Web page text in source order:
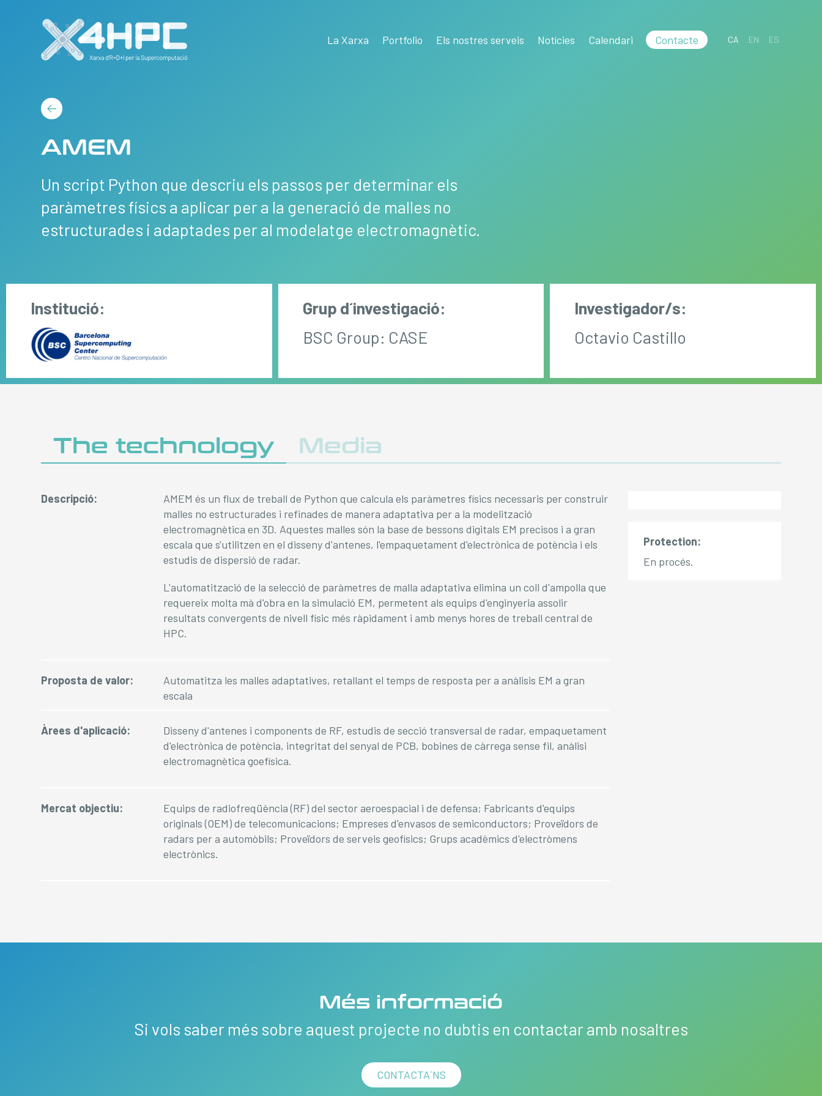
La Xarxa Portfolio Els nostres serveis Notícies Calendari Contacte CA EN ES
AMEM
Un script Python que descriu els passos per determinar els
paràmetres físics a aplicar per a la generació de malles no
estructurades i adaptades per al modelatge electromagnètic.
Institució:
Grup d´investigació:
BSC Group: CASE
Investigador/s:
Octavio Castillo
The technology Media
Descripció:
AMEM és un flux de treball de Python que calcula els paràmetres físics necessaris per construir
malles no estructurades i refinades de manera adaptativa per a la modelització
electromagnètica en 3D. Aquestes malles són la base de bessons digitals EM precisos i a gran
escala que s'utilitzen en el disseny d'antenes, l'empaquetament d'electrònica de potència i els
estudis de dispersió de radar.
L'automatització de la selecció de paràmetres de malla adaptativa elimina un coll d'ampolla que
requereix molta mà d'obra en la simulació EM, permetent als equips d'enginyeria assolir
resultats convergents de nivell físic més ràpidament i amb menys hores de treball central de
HPC.
Proposta de valor:
Automatitza les malles adaptatives, retallant el temps de resposta per a anàlisis EM a gran
escala
Àrees d'aplicació:
Disseny d'antenes i components de RF, estudis de secció transversal de radar, empaquetament
d'electrònica de potència, integritat del senyal de PCB, bobines de càrrega sense fil, anàlisi
electromagnètica goefísica.
Mercat objectiu:
Equips de radiofreqüència (RF) del sector aeroespacial i de defensa; Fabricants d'equips
originals (OEM) de telecomunicacions; Empreses d'envasos de semiconductors; Proveïdors de
radars per a automòbils; Proveïdors de serveis geofísics; Grups acadèmics d'electròmens
electrònics.
Protection:
En procés.
Més informació
Si vols saber més sobre aquest projecte no dubtis en contactar amb nosaltres
CONTACTA´NS